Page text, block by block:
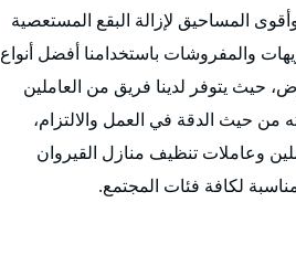
المساحيق لإزالة البقع المستعصية
والمفروشات باستخدامنا أفضل أنواع
حيث يتوفر لدينا فريق من العاملين
حيث الدقة في العمل والالتزام،
وعاملات تنظيف منازل القيروان
لكافة فئات المجتمع.